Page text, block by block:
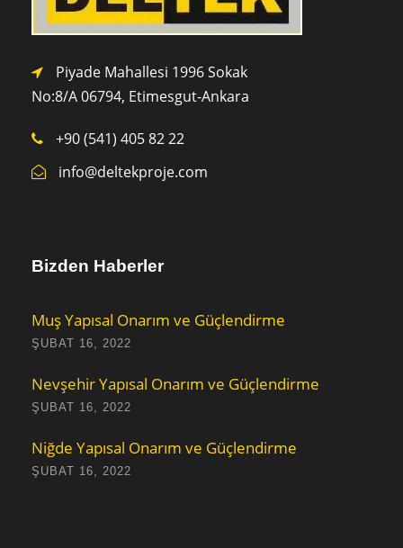
Piyade Mahallesi 1996 Sokak
No:8/A 06794, Etimesgut-Ankara
+90 (541) 405 82 22
info@deltekproje.com
Bizden Haberler
Muş Yapısal Onarım ve Güçlendirme
ŞUBAT 16, 2022
Nevşehir Yapısal Onarım ve Güçlendirme
ŞUBAT 16, 2022
Niğde Yapısal Onarım ve Güçlendirme
ŞUBAT 16, 2022